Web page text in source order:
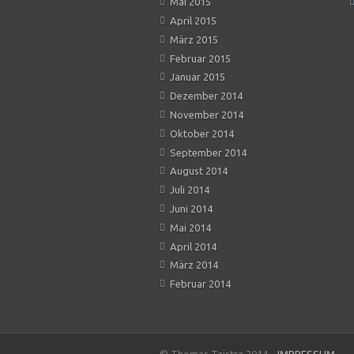
April 2015
März 2015
Februar 2015
Januar 2015
Dezember 2014
November 2014
Oktober 2014
September 2014
August 2014
Juli 2014
Juni 2014
Mai 2014
April 2014
März 2014
Februar 2014